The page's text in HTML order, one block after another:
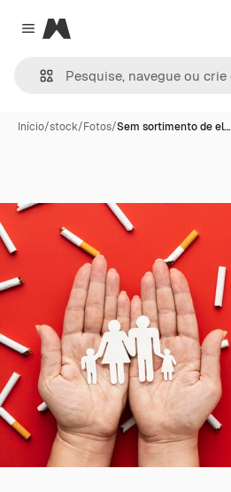
Close menu
Magnific
Início/stock/Fotos/Sem sortimento de el…